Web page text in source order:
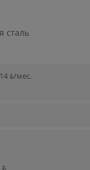
сталь
ƃ/мec.